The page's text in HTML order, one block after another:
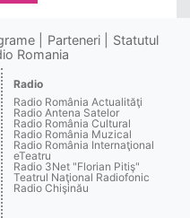
Parteneri
Statutul
Romania
Radio
Radio România Actualităţi
Radio Antena Satelor
Radio România Cultural
Radio România Muzical
Radio România Internaţional
eTeatru
Radio 3Net "Florian Pitiş"
Teatrul Naţional Radiofonic
Radio Chişinău